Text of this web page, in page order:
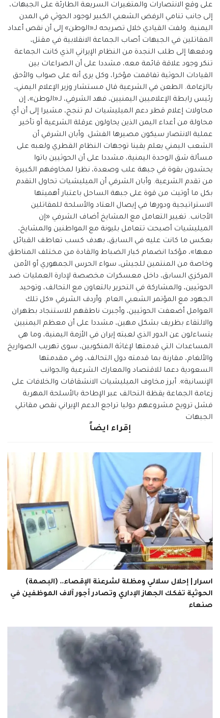
على وقع الانتصارات والمتغيرات السريعة الطارئة على الجبهات،
إلى جانب تنامي الرفض الشعبي الكبير لوجود الحوثي في المدن
اليمنية. ولفت القيادي خلال تصريحه لـ«الوطن» إلى أن نقص أعداد
المقاتلين في الجبهات أصاب الجماعة الانقلابية في مقتل،
ودفعها إلى طلب النجدة من النظام الإيراني الذي كانت الجماعة
تنكر وجود علاقة قائمة معه، مشددا على أن الصراعات بين
القيادات الحوثية تفاقمت مؤخرا، وكل يرى أنه على صواب والأحق
بالزعامة. الطعن في الشرعية قال مستشار وزير الإعلام اليمني،
رئيس رابطة الإعلاميين اليمنيين، فهد الشرفي، لـ«الوطن»، إن
محاولات إعلام قطر دعم الميليشيات لم تنجح، مشيرا إلى أن أي
محاولة من أعداء اليمن الذين يحاولون عرقلة الشرعية أو تأخير
عملية الانتصار سيكون مصيرها الفشل. وأبان الشرفي أن
الشعب اليمني يعلم يقينا توجهات النظام القطري ولعبه على
مسألة شق الوحدة اليمنية، مشددا على أن الحوثيين باتوا
يحشدون بقوة في جبهة علب وصعدة، نظرا لمخاوفهم الكبيرة
من تقدم الشرعية. وأبان الشرفي أن الميليشيات تحاول التقدم
بكل ما أوتيت من قوة على جبهة الساحل باعتبار أهميتها
الاستراتيجية ودورها في إيصال العتاد والأسلحة للمقاتلين
الأجانب. تغيير التعامل مع المشايخ أضاف الشرفي «إن
الميليشيات أصبحت تتعامل بليونة مع المواطنين والمشايخ،
بعكس ما كانت عليه في السابق، بهدف كسب تعاطف القبائل
معها»، مؤكدا انضمام كبار الضباط والقادة من مختلف المناطق
وخاصة من المنتمين للجيش، سواء الحرس الجمهوري أو الأمن
المركزي السابق، داخل معسكرات مخصصة لإدارة العمليات ضد
الحوثيين، والمشاركة في التحرير بالتعاون مع التحالف، وتوحيد
الجهود مع المؤتمر الشعبي العام. وأردف الشرفي «كل تلك
العوامل أضعفت الحوثيين، وأجبرت ناطقهم للاستنجاد بطهران
والالتقاء بظريف بشكل مهين، مشددا على أن معظم اليمنيين
يتساءلون عن الدور الذي لعبته إيران في الأزمة اليمنية، وما هي
المساعدات التي قدمتها لإغاثة المنكوبين، سوى تهريب الصواريخ
والألغام، مقارنة بما قدمته دول التحالف، وفي مقدمتها
السعودية دعما للاقتصاد والمعارك الشرعية والجوانب
الإنسانية». أبرز مخاوف الميليشيات الانشقاقات والخلافات على
زعامة الجماعة يقظة التحالف عبر الإطاحة بالأسلحة المهربة
فشل ترويج مشروعهم دوليا تراجع الدعم الإيراني نقص مقاتلي
الجبهات
إقراء ايضاً
اسرار | إحلال سلالي ومظلة لشرعنة الإقصاء.. (البصمة)
الحوثية تفكك الجهاز الإداري وتصادر أجور آلاف الموظفين في
صنعاء